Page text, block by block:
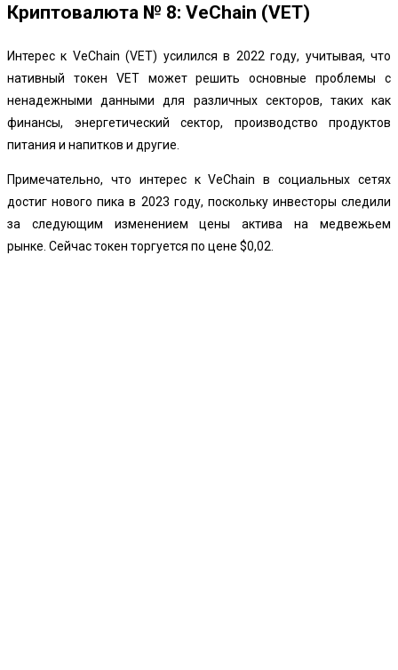
Криптовалюта № 8: VeChain (VET)
Интерес к VeChain (VET) усилился в 2022 году, учитывая, что
нативный токен VET может решить основные проблемы с
ненадежными данными для различных секторов, таких как
финансы, энергетический сектор, производство продуктов
питания и напитков и другие.
Примечательно, что интерес к VeChain в социальных сетях
достиг нового пика в 2023 году, поскольку инвесторы следили
за следующим изменением цены актива на медвежьем
рынке. Сейчас токен торгуется по цене $0,02.